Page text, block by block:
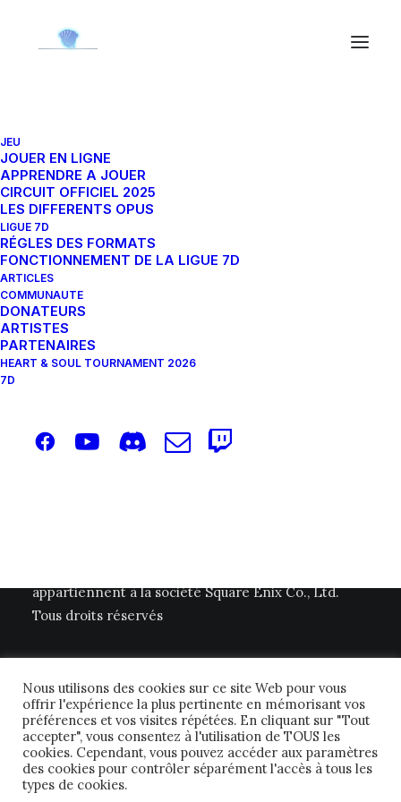
JEU
JOUER EN LIGNE
APPRENDRE A JOUER
CIRCUIT OFFICIEL 2025
LES DIFFERENTS OPUS
LIGUE 7D
RÉGLES DES FORMATS
FONCTIONNEMENT DE LA LIGUE 7D
ARTICLES
COMMUNAUTE
DONATEURS
ARTISTES
PARTENAIRES
HEART & SOUL TOURNAMENT 2026
7D
Apprendre à jouer
Jouer en ligne
Circuit compétitif
Articles
Communauté
Ligue 7D
appartiennent à la société Square Enix Co., Ltd.
Tous droits réservés
© 2026 Septième Dommage FFTCG. | Tous droits réservés.
Nous utilisons des cookies sur ce site Web pour vous
offrir l'expérience la plus pertinente en mémorisant vos
préférences et vos visites répétées. En cliquant sur "Tout
accepter", vous consentez à l'utilisation de TOUS les
cookies. Cependant, vous pouvez accéder aux paramètres
des cookies pour contrôler séparément l'accès à tous les
types de cookies.